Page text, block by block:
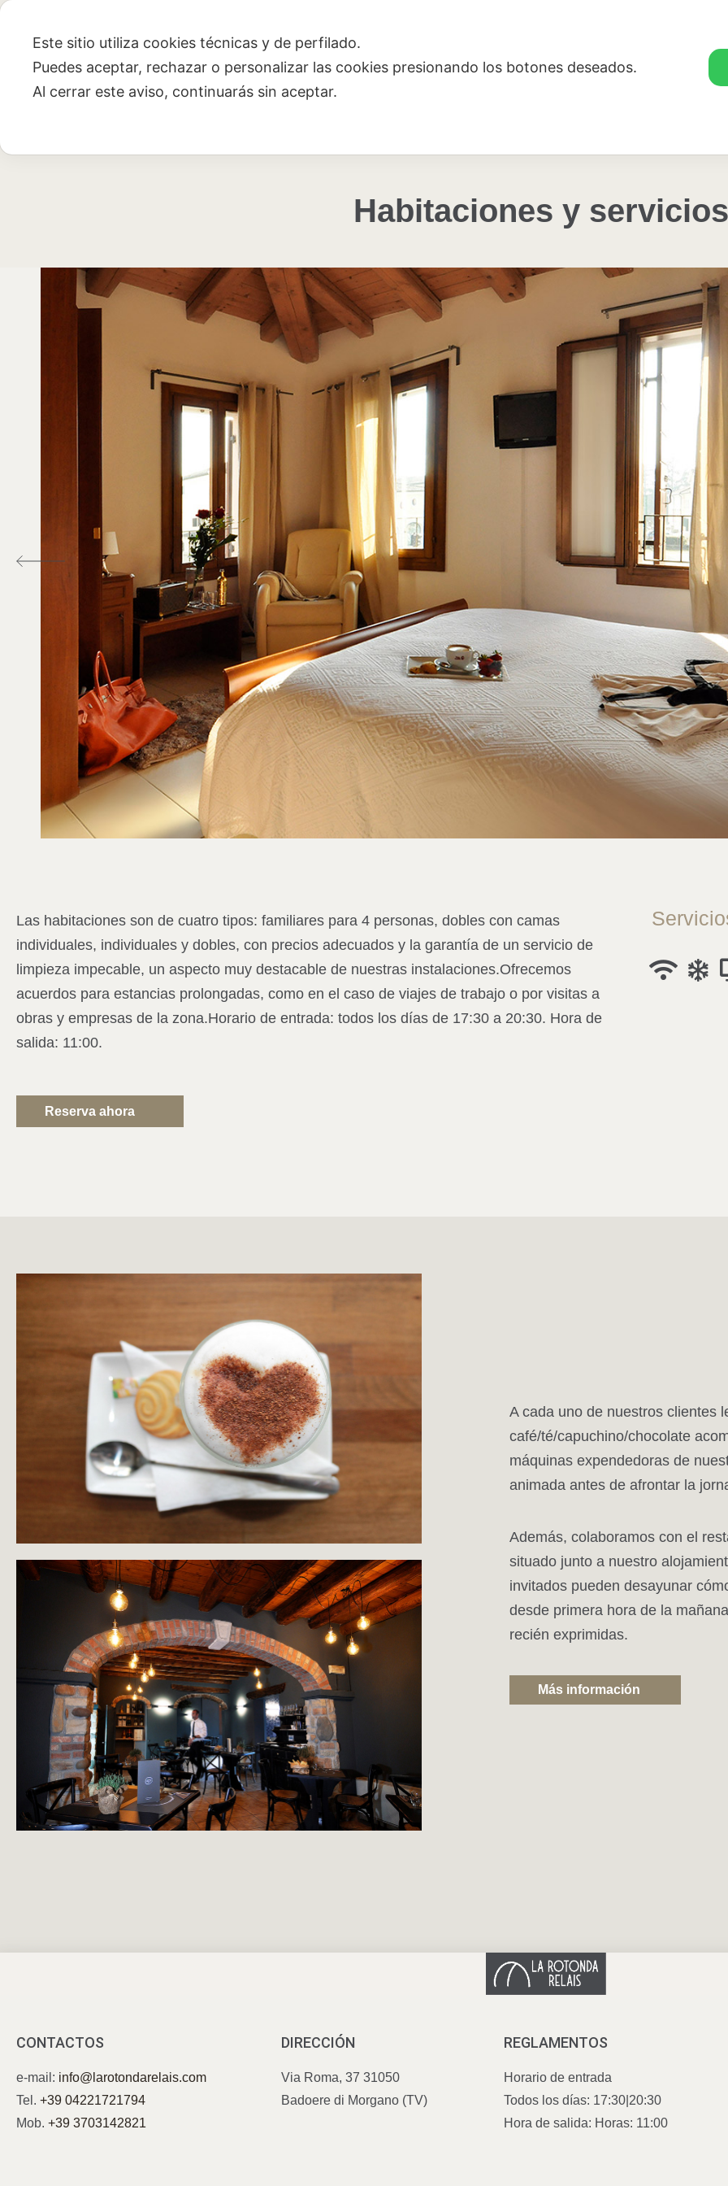
Habitaciones y
Las habitaciones son de cuatro tipos: familiares para 4 personas, dobles con camas
individuales, individuales y dobles, con precios adecuados y la garantía de un servicio de
limpieza impecable, un aspecto muy destacable de nuestras instalaciones.Ofrecemos
acuerdos para estancias prolongadas, como en el caso de viajes de trabajo o por visitas a
obras y empresas de la zona.Horario de entrada: todos los días de 17:30 a 20:30. Hora de
salida: 11:00.
Reserva ahora
A cada uno de nuestros clientes
café/té/capuchino/chocolate
máquinas expendedoras de
animada antes de afrontar la
Además, colaboramos con el
situado junto a nuestro
invitados pueden desayunar
desde primera hora de la
recién exprimidas.
Más información
CONTACTOS
e-mail: info@larotondarelais.com
Tel. +39 04221721794
Mob. +39 3703142821
DIRECCIÓN
Via Roma, 37 31050
Badoere di Morgano (TV)
REGLAMENTOS
Horario de entrada
Todos los días: 17:30|20:30
Hora de salida: Horas: 11:00
Este sitio utiliza cookies técnicas y de perfilado.
Puedes aceptar, rechazar o personalizar las cookies presionando los botones deseados.
Al cerrar este aviso, continuarás sin aceptar.